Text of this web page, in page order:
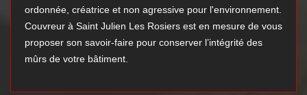
ordonnée, créatrice et non agressive pour l'environnement.
Couvreur à Saint Julien Les Rosiers est en mesure de vous
proposer son savoir-faire pour conserver l’intégrité des
mûrs de votre bâtiment.